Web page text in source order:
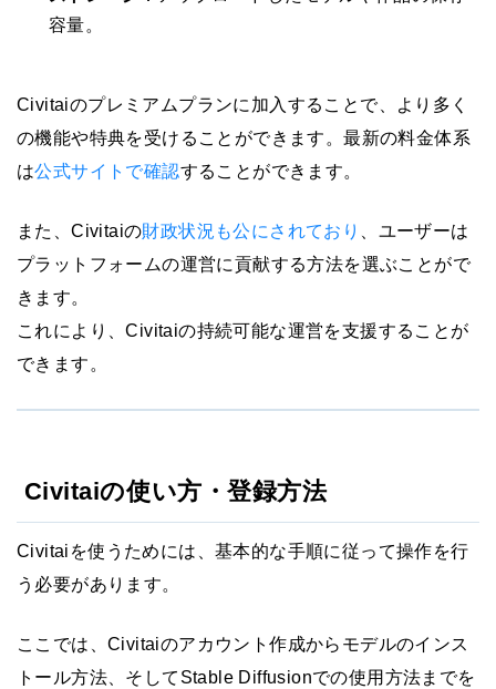
容量。
Civitaiのプレミアムプランに加入することで、より多く
の機能や特典を受けることができます。最新の料金体系
は公式サイトで確認することができます。
また、Civitaiの財政状況も公にされており
、ユーザーは
プラットフォームの運営に貢献する方法を選ぶことがで
きます。
これにより、Civitaiの持続可能な運営を支援することが
できます。
Civitaiの使い方・登録方法
Civitaiを使うためには、基本的な手順に従って操作を行
う必要があります。
ここでは、Civitaiのアカウント作成からモデルのインス
トール方法、そしてStable Diffusionでの使用方法までを